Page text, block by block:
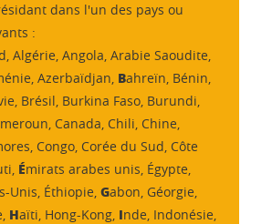
formations concernées et candidatez
d'admission sont programmées de
hors Union européenne dont le pays de
situation, vous devez candidater
places restées vacantes, certaines
formations concernées et candidatez
d'admission sont programmées de
en Master 1è année
situation vous devez candidater
suivant
en Master 2è année
situation, vous devez candidater
places restées vacantes, certains
dans l'un des pays ou
:
Algérie, Angola, Arabie Saoudite,
Azerbaïdjan, Bahreïn, Bénin,
Brésil, Burkina Faso, Burundi,
Canada, Chili, Chine,
Congo, Corée du Sud, Côte
Émirats arabes unis, Égypte,
Unis, Éthiopie, Gabon, Géorgie,
Haïti, Hong-Kong, Inde, Indonésie,